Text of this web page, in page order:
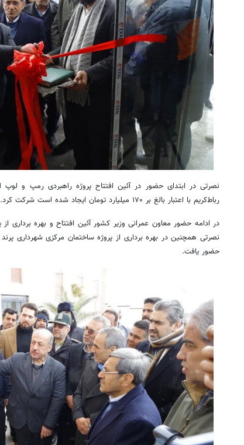
نصرتی در ابتدای حضور در آئین افتتاح پروژه راهبردیرمپ و لوپ
رباط‌کریم با اعتبار بالغ بر ۱۷۰ میلیارد تومان ایجاد شده است شرکت کرد.
در ادامه حضور معاون عمرانی وزیر کشور آئین افتتاح و بهره برداری از
نصرتی همچنین در بهره برداری از پروژه ساختمان مرکزی شهرداری
حضور یافت.
روزنامه‌های اقتصادی چهارشنبه ۱۴ مرداد ۱۴۰۵